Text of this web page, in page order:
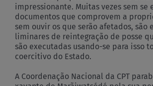
impressionante. Muitas vezes sem se
documentos que comprovem a
sem ouvir os que serão afetados, são
liminares de reintegração de posse
são executadas usando-se para isso
coercitivo do Estado.
A Coordenação Nacional da CPT